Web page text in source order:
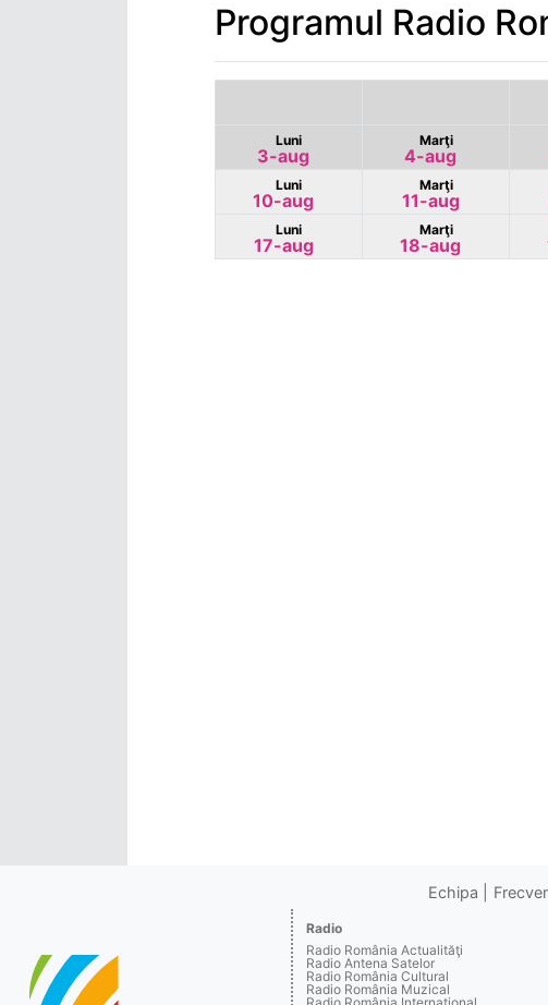
Programul Radio
Luni
3-aug
Marţi
4-aug
Luni
10-aug
Marţi
11-aug
Luni
17-aug
Marţi
18-aug
Echipa
Radio
Radio România Actualităţi
Radio Antena Satelor
Radio România Cultural
Radio România Muzical